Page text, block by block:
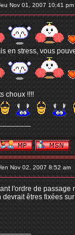
Nov 01, 2007 10:41 pm
en stress, vous
choux !!!!
Nov 02, 2007 8:52 am
l'ordre de passage
devrait êtres fixées